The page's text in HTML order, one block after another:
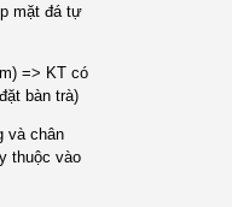
mặt đá tự
=> KT có
bàn trà)
và chân
thuộc vào